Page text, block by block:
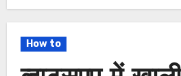
How to